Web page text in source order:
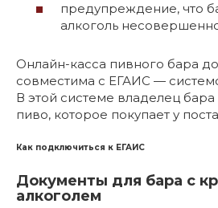
предупреждение, что
алкоголь
Онлайн-касса пивного бара
совместима с ЕГАИС —
В этой системе владелец
пиво, которое покупает у
Как подключиться к ЕГАИС
Документы для бара с
алкоголем